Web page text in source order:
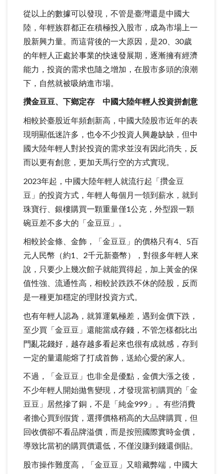
從以上的數據可以發現，不管是臺灣還是中國大
陸，年輕族群都正在積極投入股市，成為市場上一
股新興力量。而這背後的一大原因，是20、30歲
的年輕人正處於事業的快速發展期，逐漸擁有經濟
能力，投資的需求也隨之增加，在股市多頭的浪潮
下，自然就被吸納進市場。
攢金豆豆、下鄉定存 中國大陸年輕人投資拼創意
相較於臺股近年頻創新高，中國大陸股市近年的表
現明顯低迷許多，也令不少投資人興趣缺缺，但中
國大陸年輕人對於投資的需求並沒有因此消失，反
而以更有創意，更加天馬行空的方式實現。
2023年起，中國大陸年輕人就流行起「攢金豆
豆」的投資方式，年輕人每個月一領到薪水，就到
珠寶行、銀樓購買一顆重量僅1公克，外型跟一顆
碗豆差不多大的「金豆豆」。
相較於金條、金飾，「金豆豆」的價格只有4、5百
元人民幣（約1、2千元新臺幣），對很多年輕人來
說，只要少上幾次館子就能買得起，加上黃金的保
值性強、流通性高，相較於跌跌不休的陸股，反而
是一種更加穩定的理財投資方式。
也有年輕人認為，就算運氣極差，遇到金價下跌，
至少買「金豆豆」還能當成存錢，不管怎樣都比出
門亂花錢好，越存越多看起來也很有成就感，存到
一定的量還能熔了打成首飾，送給心愛的家人。
不過，「金豆豆」也非全是優點，金價大漲之後，
不少年輕人開始拋售變現，才發現當初購買的「金
豆豆」居然摻了銅，不是「純金999」。有些消費
者擔心買到假貨，選擇價格稍高的大品牌購買，但
回收價卻不看品牌溢價，而是按照國際實時金價，
導致比當初的購買價還低，不僅沒賺到錢還倒貼。
股市操作難度高，「金豆豆」又暗藏弊端，中國大